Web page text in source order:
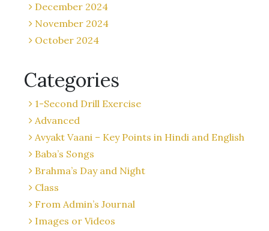
December 2024
November 2024
October 2024
Categories
1-Second Drill Exercise
Advanced
Avyakt Vaani – Key Points in Hindi and English
Baba’s Songs
Brahma’s Day and Night
Class
From Admin’s Journal
Images or Videos